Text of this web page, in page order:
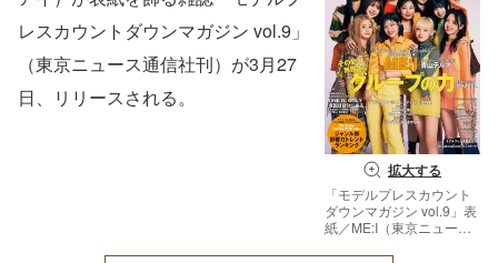
拡大する
「モデルプレスカウント
ダウンマガジン vol.9」表
紙／ME:I（東京ニュース
レスカウントダウンマガジン vol.9」
（東京ニュース通信社刊）が3月27
日、リリースされる。